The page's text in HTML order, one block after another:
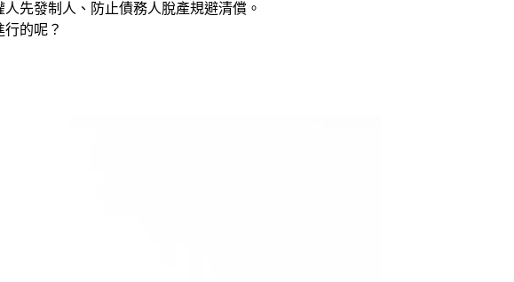
先發制人、防止債務人脫產規避清償。
的呢？